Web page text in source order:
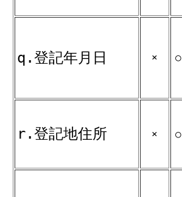
q.登記年月日 × ○
r.登記地住所 × ○